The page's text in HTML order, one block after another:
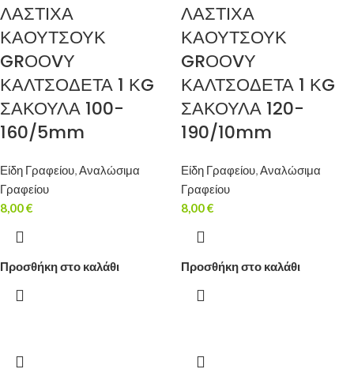
ΛΑΣΤΙΧΑ
ΚΑΟΥΤΣΟΥΚ
GRΟΟVΥ
ΚΑΛΤΣΟΔΕΤΑ 1 ΚG
ΣΑΚΟΥΛΑ 100-
160/5mm
Είδη Γραφείου,Αναλώσιμα
Γραφείου
8,00€
Προσθήκη στο καλάθι
ΛΑΣΤΙΧΑ
ΚΑΟΥΤΣΟΥΚ
GRΟΟVΥ
ΚΑΛΤΣΟΔΕΤΑ 1 ΚG
ΣΑΚΟΥΛΑ 120-
190/10mm
Είδη Γραφείου,Αναλώσιμα
Γραφείου
8,00€
Προσθήκη στο καλάθι